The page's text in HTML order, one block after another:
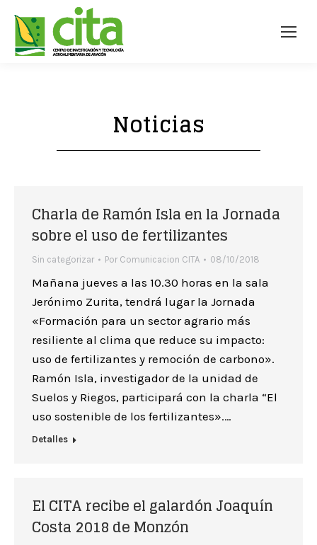
Noticias
Charla de Ramón Isla en la Jornada
sobre el uso de fertilizantes
Sin categorizar Por Comunicacion CITA 08/10/2018
Mañana jueves a las 10.30 horas en la sala
Jerónimo Zurita, tendrá lugar la Jornada
«Formación para un sector agrario más
resiliente al clima que reduce su impacto:
uso de fertilizantes y remoción de carbono».
Ramón Isla, investigador de la unidad de
Suelos y Riegos, participará con la charla “El
uso sostenible de los fertilizantes».…
Detalles
El CITA recibe el galardón Joaquín
Costa 2018 de Monzón